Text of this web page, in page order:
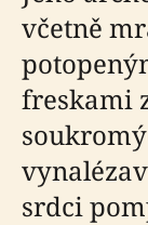
včetně
freskami
srdci